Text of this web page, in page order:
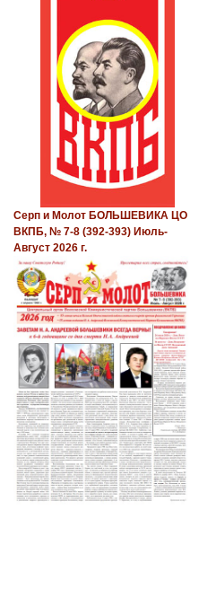
Серп и Молот БОЛЬШЕВИКА ЦО
ВКПБ, № 7-8 (392-393) Июль-
Август 2026 г.